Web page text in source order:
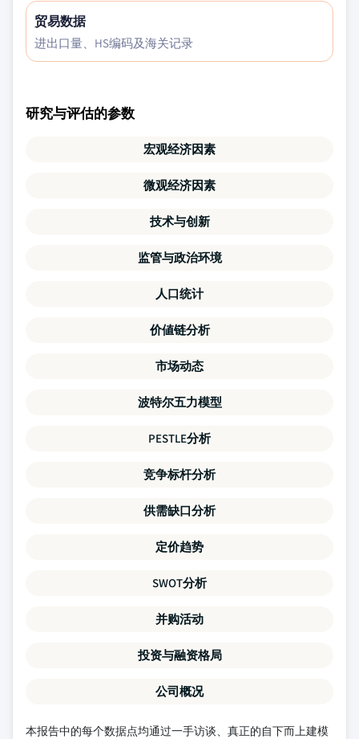
贸易数据
进出口量、HS编码及海关记录
研究与评估的参数
宏观经济因素
微观经济因素
技术与创新
监管与政治环境
人口统计
价値链分析
市场动态
波特尔五力模型
PESTLE分析
竞争标杆分析
供需缺口分析
定价趋势
SWOT分析
并购活动
投资与融资格局
公司概况
本报告中的每个数据点均通过一手访谈、真正的自下而上建模